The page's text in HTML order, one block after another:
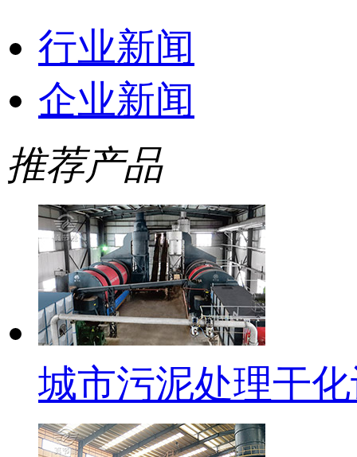
行业新闻
企业新闻
推荐产品
城市污泥处理干